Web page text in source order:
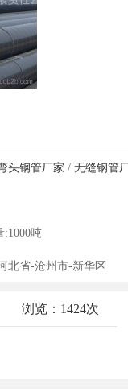
头钢管厂家 /无缝钢管
管厂家
:1000吨
北省-沧州市-新华区
浏览：1424次